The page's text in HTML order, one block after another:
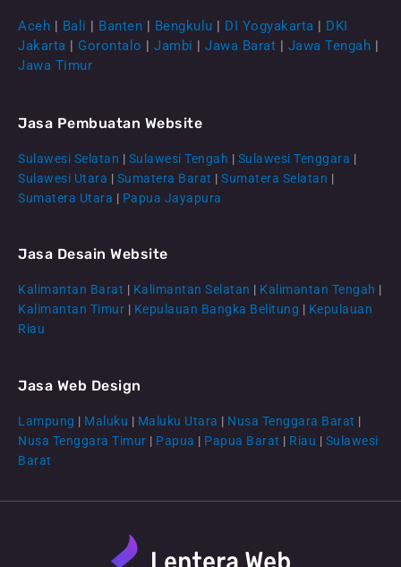
CS Lenteraweb
Aceh | Bali | Banten | Bengkulu | DI Yogyakarta | DKI
Jakarta | Gorontalo | Jambi | Jawa Barat | Jawa Tengah |
Jawa Timur
Jasa Pembuatan Website
Sulawesi Selatan | Sulawesi Tengah | Sulawesi Tenggara |
Sulawesi Utara | Sumatera Barat | Sumatera Selatan |
Sumatera Utara | Papua Jayapura
Jasa Desain Website
Kalimantan Barat | Kalimantan Selatan | Kalimantan Tengah |
Kalimantan Timur | Kepulauan Bangka Belitung | Kepulauan
Riau
Jasa Web Design
Lampung | Maluku | Maluku Utara | Nusa Tenggara Barat |
Nusa Tenggara Timur | Papua | Papua Barat | Riau | Sulawesi
Barat